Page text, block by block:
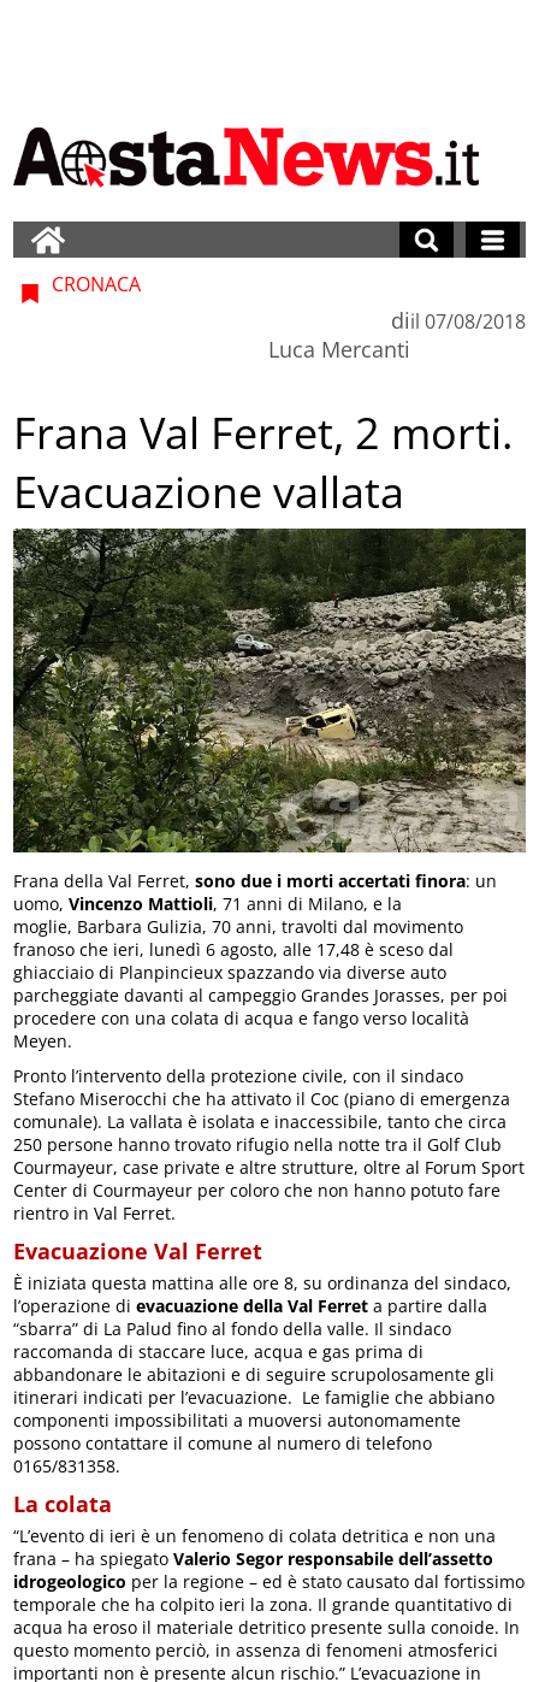
CRONACA
di
Luca Mercanti
il 07/08/2018
Frana Val Ferret, 2 morti.
Evacuazione vallata
Frana della Val Ferret,sono due i morti accertati finora: un
uomo,Vincenzo Mattioli, 71 anni di Milano, e la
moglie, Barbara Gulizia, 70 anni, travolti dal movimento
franoso che ieri, lunedì 6 agosto, alle 17,48 è sceso dal
ghiacciaio di Planpincieux spazzando via diverse auto
parcheggiate davanti al campeggio Grandes Jorasses, per poi
procedere con una colata di acqua e fango verso località
Meyen.
Pronto l’intervento della protezione civile, con il sindaco
Stefano Miserocchi che ha attivato il Coc (piano di emergenza
comunale). La vallata è isolata e inaccessibile, tanto che circa
250 persone hanno trovato rifugio nella notte tra il Golf Club
Courmayeur, case private e altre strutture, oltre al Forum Sport
Center di Courmayeur per coloro che non hanno potuto fare
rientro in Val Ferret.
Evacuazione Val Ferret
È iniziata questa mattina alle ore 8, su ordinanza del sindaco,
l’operazione dievacuazione della Val Ferret a partire dalla
“sbarra” di La Palud fino al fondo della valle. Il sindaco
raccomanda di staccare luce, acqua e gas prima di
abbandonare le abitazioni e di seguire scrupolosamente gli
itinerari indicati per l’evacuazione. Le famiglie che abbiano
componenti impossibilitati a muoversi autonomamente
possono contattare il comune al numero di telefono
0165/831358.
La colata
“L’evento di ieri è un fenomeno di colata detritica e non una
frana – ha spiegatoValerio Segor responsabile dell’assetto
idrogeologico per la regione – ed è stato causato dal fortissimo
temporale che ha colpito ieri la zona. Il grande quantitativo di
acqua ha eroso il materiale detritico presente sulla conoide. In
questo momento perciò, in assenza di fenomeni atmosferici
importanti non è presente alcun rischio.” L’evacuazione in